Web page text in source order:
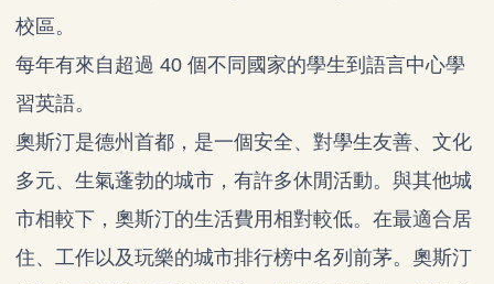
校區。
每年有來自超過 40 個不同國家的學生到語言中心學
習英語。
奧斯汀是德州首都，是一個安全、對學生友善、文化
多元、生氣蓬勃的城市，有許多休閒活動。與其他城
市相較下，奧斯汀的生活費用相對較低。在最適合居
住、工作以及玩樂的城市排行榜中名列前茅。奧斯汀